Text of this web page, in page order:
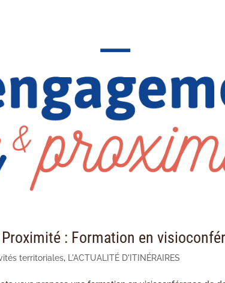
: Formation en
territoriales, L'ACTUALITÉ D'ITINÉRAIRES